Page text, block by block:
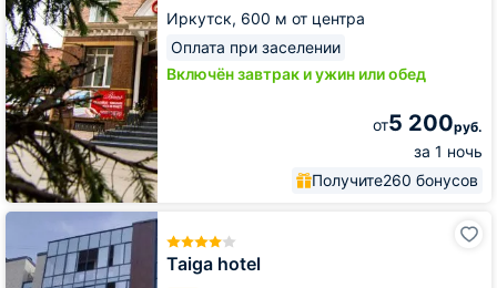
Иркутск, 600 м от центра
Оплата при заселении
Включён завтрак и ужин или обед
от5 200руб.
за 1 ночь
Получите260 бонусов
Taiga hotel
Taiga